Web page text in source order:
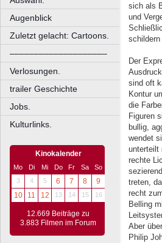
Augenblick
Zuletzt gelacht: Cartoons.
––––––––––––––––––––
Verlosungen.
trailer Geschichte
Jobs.
Kulturlinks.
Kinokalender
Mo Di Mi Do Fr Sa
So
3
4 5 6 7 8
9
10
11 12 13 14 15 16
12.669 Beiträge zu
3.883 Filmen im Forum
sich als
und
Der
sind oft
Kontur
die
Figuren
bullig,
wendet
unterteilt
rechte
treten,
recht
Belling
Aber
Philip